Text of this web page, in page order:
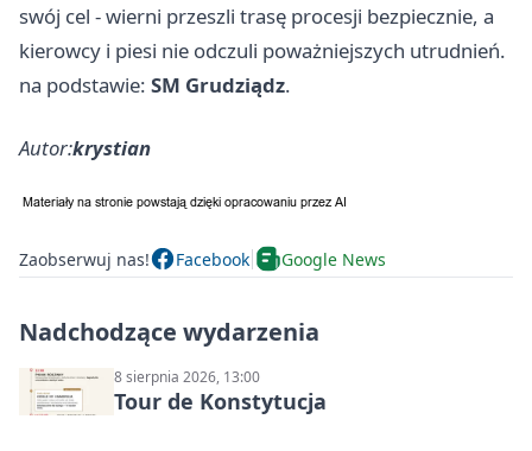
swój cel - wierni przeszli trasę procesji bezpiecznie, a
kierowcy i piesi nie odczuli poważniejszych utrudnień.
na podstawie: SM Grudziądz.
Autor:krystian
Zaobserwuj nas! Facebook Google News
Nadchodzące wydarzenia
8 sierpnia 2026, 13:00
Tour de Konstytucja